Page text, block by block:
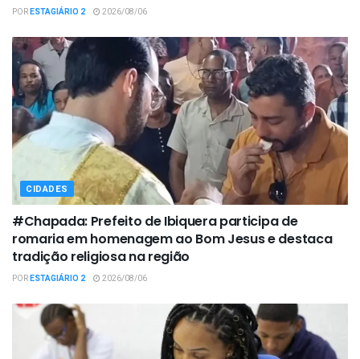
PORESTAGIÁRIO 2 2026/08/06
CIDADES
#Chapada: Prefeito de Ibiquera participa de
romaria em homenagem ao Bom Jesus e destaca
tradição religiosa na região
PORESTAGIÁRIO 2 2026/08/06